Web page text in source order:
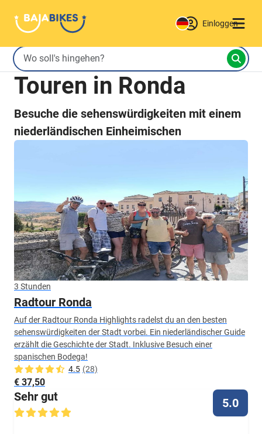
Einloggen
Touren in Ronda
Besuche die sehenswürdigkeiten mit einem
niederländischen Einheimischen
3 Stunden
Radtour Ronda
Auf der Radtour Ronda Highlights radelst du an den besten
sehenswürdigkeiten der Stadt vorbei. Ein niederländischer Guide
erzählt die Geschichte der Stadt. Inklusive Besuch einer
spanischen Bodega!
4.5 (28)
€ 37,50
Sehr gut 5.0